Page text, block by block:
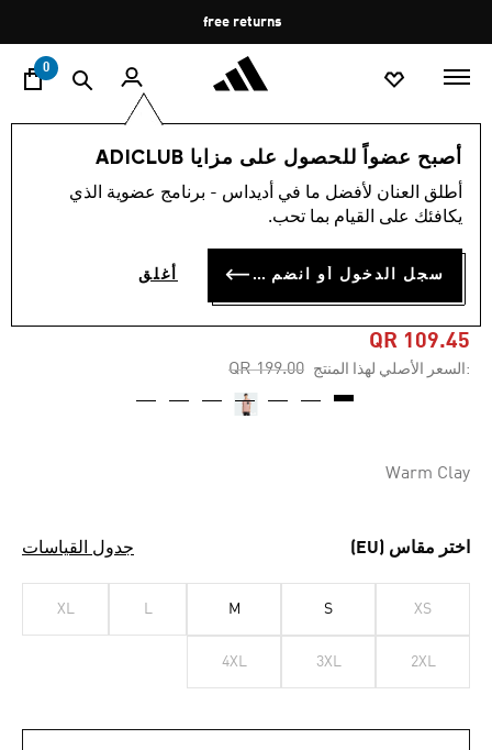
Pause
promotion
rotation
free returns
0
أصبح عضواً للحصول على مزايا ADICLUB
أطلق العنان لأفضل ما في أديداس - برنامج عضوية الذي
يكافئك على القيام بما تحب.
سجل الدخول أو انضم الآن أغلق
الرجال الملابس
-45%
5.0 (1)
تيشيرت LENS ELEVATED
POCKET GRAPHIC
QR 109.45
:السعر الأصلي لهذا المنتج Price reduced from
QR 199.00
to
Warm Clay
اختر مقاس (EU) جدول القياسات
XS
S
M
L
XL
2XL
3XL
4XL